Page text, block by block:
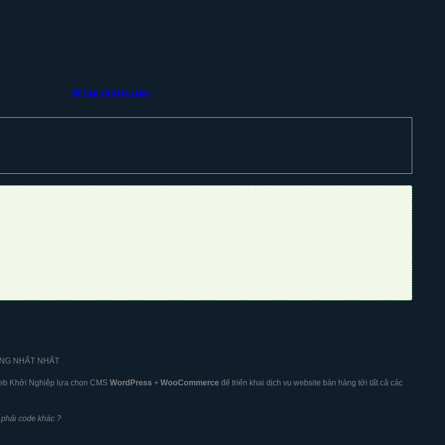
Đăng Ký Mẫu Này
NHẤT NHẤT
Khởi Nghiệp lựa chọn CMS WordPress + WooCommerce để triển khai dịch vụ website bán hàng tới tất cả các
code khác ?